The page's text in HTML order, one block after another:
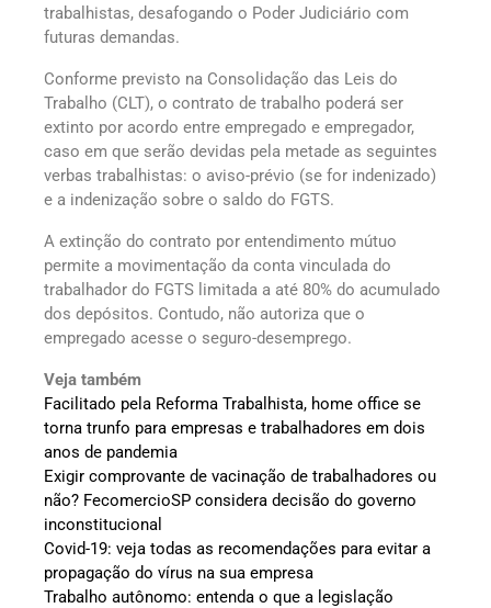
trabalhistas, desafogando o Poder Judiciário com
futuras demandas.
Conforme previsto na Consolidação das Leis do
Trabalho (CLT), o contrato de trabalho poderá ser
extinto por acordo entre empregado e empregador,
caso em que serão devidas pela metade as seguintes
verbas trabalhistas: o aviso-prévio (se for indenizado)
e a indenização sobre o saldo do FGTS.
A extinção do contrato por entendimento mútuo
permite a movimentação da conta vinculada do
trabalhador do FGTS limitada a até 80% do acumulado
dos depósitos. Contudo, não autoriza que o
empregado acesse o seguro-desemprego.
Veja também
Facilitado pela Reforma Trabalhista, home office se
torna trunfo para empresas e trabalhadores em dois
anos de pandemia
Exigir comprovante de vacinação de trabalhadores ou
não? FecomercioSP considera decisão do governo
inconstitucional
Covid-19: veja todas as recomendações para evitar a
propagação do vírus na sua empresa
Trabalho autônomo: entenda o que a legislação